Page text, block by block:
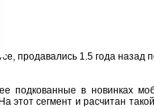
продавались 1.5 года назад
подкованные в новинках
этот сегмент и расчитан